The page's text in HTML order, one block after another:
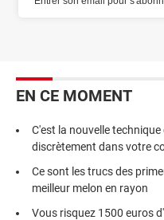
EN CE MOMENT
C'est la nouvelle
discrètement dans votre
Ce sont les trucs des
meilleur melon en rayon
Vous risquez 1500 euros